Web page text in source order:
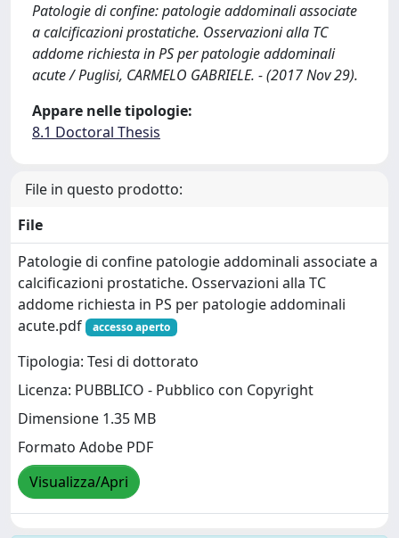
Patologie di confine: patologie addominali associate
a calcificazioni prostatiche. Osservazioni alla TC
addome richiesta in PS per patologie addominali
acute / Puglisi, CARMELO GABRIELE. - (2017 Nov 29).
Appare nelle tipologie:
8.1 Doctoral Thesis
File in questo prodotto:
File
Patologie di confine patologie addominali associate a
calcificazioni prostatiche. Osservazioni alla TC
addome richiesta in PS per patologie addominali
acute.pdf
accesso aperto
Tipologia: Tesi di dottorato
Licenza: PUBBLICO - Pubblico con Copyright
Dimensione 1.35 MB
Formato Adobe PDF
Visualizza/Apri